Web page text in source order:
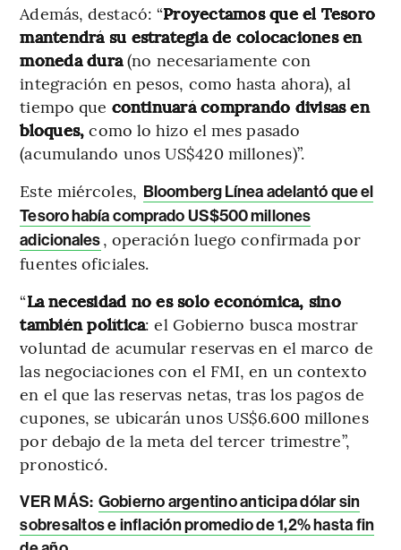
Además, destacó: “Proyectamos que el Tesoro
mantendrá su estrategia de colocaciones en
moneda dura(no necesariamente con
integración en pesos, como hasta ahora), al
tiempo que continuará comprando divisas en
bloques, como lo hizo el mes pasado
(acumulando unos US$420 millones)”.
Este miércoles, Bloomberg Línea adelantó que el
Tesoro había comprado US$500 millones
adicionales, operación luego confirmada por
fuentes oficiales.
“La necesidad no es solo económica, sino
también política: el Gobierno busca mostrar
voluntad de acumular reservas en el marco de
las negociaciones con el FMI, en un contexto
en el que las reservas netas, tras los pagos de
cupones, se ubicarán unos US$6.600 millones
por debajo de la meta del tercer trimestre”,
pronosticó.
VER MÁS: Gobierno argentino anticipa dólar sin
sobresaltos e inflación promedio de 1,2% hasta fin